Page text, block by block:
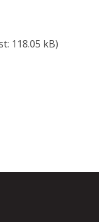
118.05 kB)